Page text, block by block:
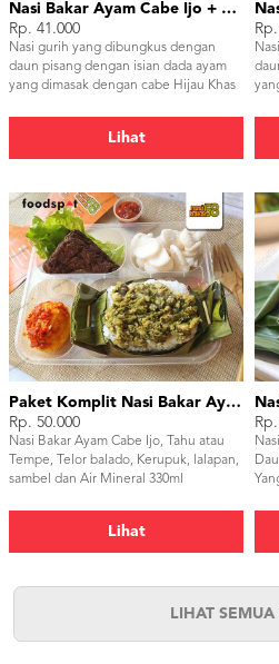
Nasi Bakar Ayam Cabe Ijo + Telor Balado
Rp. 41.000
Nasi gurih yang dibungkus dengan
daun pisang dengan isian dada ayam
yang dimasak dengan cabe Hijau Khas
Lihat
Paket Komplit Nasi Bakar Ayam Cabe Ijo
Rp. 50.000
Nasi Bakar Ayam Cabe Ijo, Tahu atau
Tempe, Telor balado, Kerupuk, lalapan,
sambel dan Air Mineral 330ml
Lihat
LIHAT